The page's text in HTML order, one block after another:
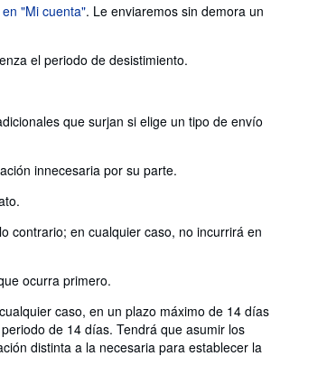
"Mi cuenta". Le enviaremos sin demora un
el periodo de desistimiento.
que surjan si elige un tipo de envío
innecesaria por su parte.
contrario; en cualquier caso, no incurrirá en
ocurra primero.
caso, en un plazo máximo de 14 días
de 14 días. Tendrá que asumir los
distinta a la necesaria para establecer la